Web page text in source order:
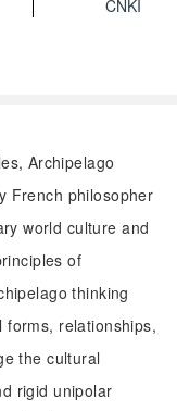
CNKI
Archipelago
French philosopher
world culture and
of
thinking
forms, relationships,
the cultural
rigid unipolar